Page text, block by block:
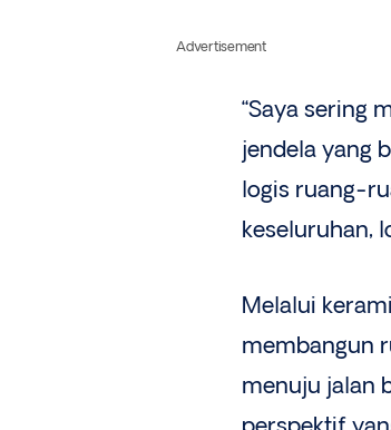
Advertisement
“Saya sering
jendela yang
logis ruang-
keseluruhan,
Melalui
membangun
menuju jalan